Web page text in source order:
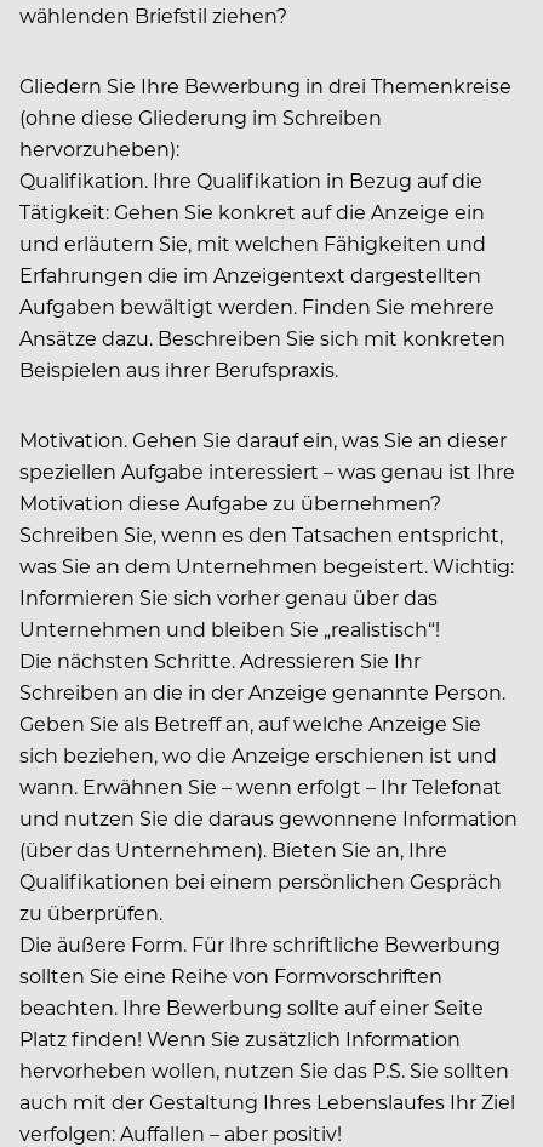
wählenden Briefstil ziehen?
Gliedern Sie Ihre Bewerbung in drei Themenkreise
(ohne diese Gliederung im Schreiben
hervorzuheben):
Qualifikation. Ihre Qualifikation in Bezug auf die
Tätigkeit: Gehen Sie konkret auf die Anzeige ein
und erläutern Sie, mit welchen Fähigkeiten und
Erfahrungen die im Anzeigentext dargestellten
Aufgaben bewältigt werden. Finden Sie mehrere
Ansätze dazu. Beschreiben Sie sich mit konkreten
Beispielen aus ihrer Berufspraxis.
Motivation. Gehen Sie darauf ein, was Sie an dieser
speziellen Aufgabe interessiert – was genau ist Ihre
Motivation diese Aufgabe zu übernehmen?
Schreiben Sie, wenn es den Tatsachen entspricht,
was Sie an dem Unternehmen begeistert. Wichtig:
Informieren Sie sich vorher genau über das
Unternehmen und bleiben Sie „realistisch“!
Die nächsten Schritte. Adressieren Sie Ihr
Schreiben an die in der Anzeige genannte Person.
Geben Sie als Betreff an, auf welche Anzeige Sie
sich beziehen, wo die Anzeige erschienen ist und
wann. Erwähnen Sie – wenn erfolgt – Ihr Telefonat
und nutzen Sie die daraus gewonnene Information
(über das Unternehmen). Bieten Sie an, Ihre
Qualifikationen bei einem persönlichen Gespräch
zu überprüfen.
Die äußere Form. Für Ihre schriftliche Bewerbung
sollten Sie eine Reihe von Formvorschriften
beachten. Ihre Bewerbung sollte auf einer Seite
Platz finden! Wenn Sie zusätzlich Information
hervorheben wollen, nutzen Sie das P.S. Sie sollten
auch mit der Gestaltung Ihres Lebenslaufes Ihr Ziel
verfolgen: Auffallen – aber positiv!